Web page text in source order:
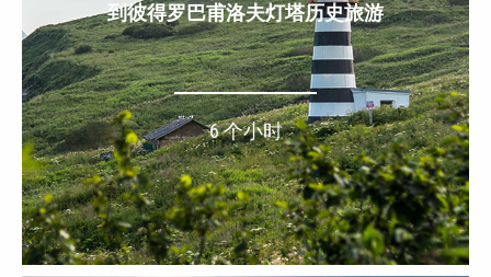
到彼得罗巴甫洛夫灯塔历史旅游
6 个小时